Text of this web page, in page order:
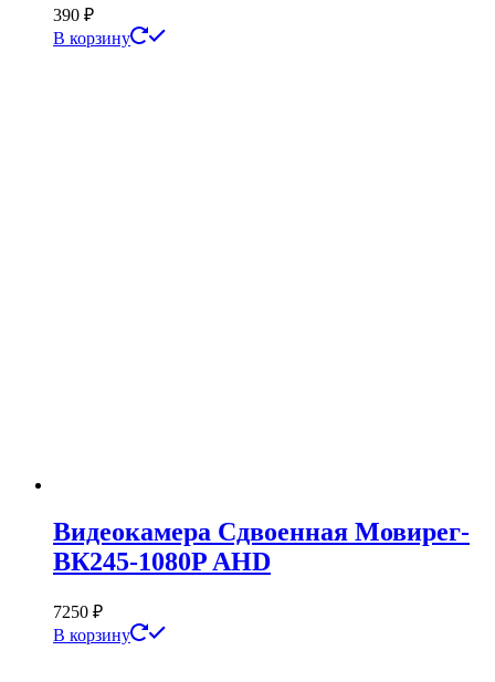
390 ₽
В корзину
Видеокамера Сдвоенная Мовирег-
ВК245-1080P AHD
7250 ₽
В корзину